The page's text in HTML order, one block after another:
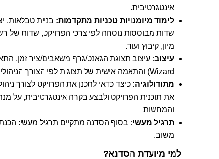
אינטגרטיבית.
לימוד מיומנויות טכניות מתקדמות:
שדות מבוססות נוסחה לפי צרכי הפרויקט, שדות של
מיון, קיבוץ ועוד.
עיצוב:
Wizard) והתאמה אישית של תצוגות לפי הצורך הניהולי.
מתודולוגיה: כיצד כדאי לתכנן את הפרויקט לצורך
את תוכנית הפרויקט ולבצע בקרה אינטגרטיבית, על
והמחשות
תרגיל מעשי: בסוף הסדנה מתקיים תרגיל מעשי:
משוב.
למי מיועדת הסדנא?